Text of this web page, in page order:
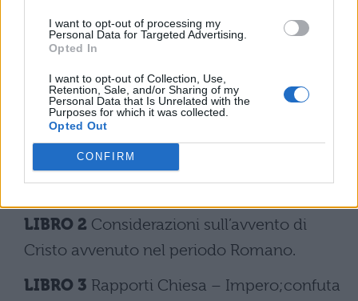
I want to opt-out of processing my
Personal Data for Targeted Advertising.
Opted In
I want to opt-out of Collection, Use,
Retention, Sale, and/or Sharing of my
Personal Data that Is Unrelated with the
Purposes for which it was collected.
Opted Out
CONFIRM
LA MONARCHIA(1310-1313): espressione
idee politiche dell’autore.
LIBRO 1Sostiene la necessità della
Monarchia Universale che libererebbe gli
uomini dalla cupidigia.
LIBRO 2 Considerazioni sull’avvento di
Cristo avvenuto nel periodo Romano.
LIBRO 3 Rapporti Chiesa – Impero;confuta